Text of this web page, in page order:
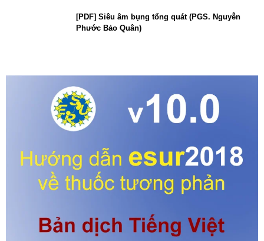
[PDF] Siêu âm bụng tổng quát (PGS. Nguyễn
Phước Bảo Quân)